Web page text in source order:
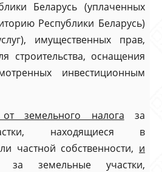
Беларусь (уплаченных
Республики Беларусь)
имущественных прав,
строительства, оснащения
инвестиционным
земельного налога за
находящиеся в
частной собственности, и
за земельные участки,